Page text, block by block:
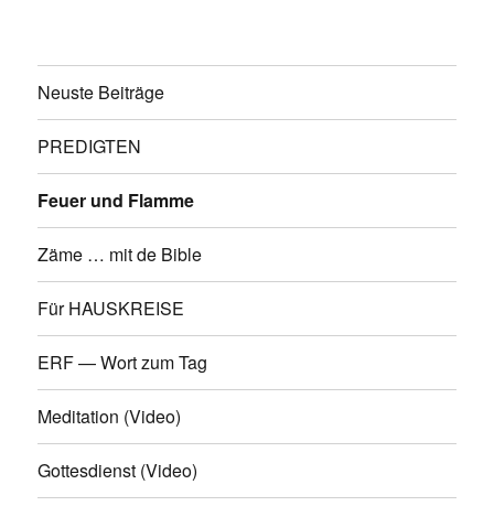
Neuste Beiträge
PREDIGTEN
Feuer und Flamme
Zäme … mit de Bible
Für HAUSKREISE
ERF — Wort zum Tag
Meditation (Video)
Gottesdienst (Video)